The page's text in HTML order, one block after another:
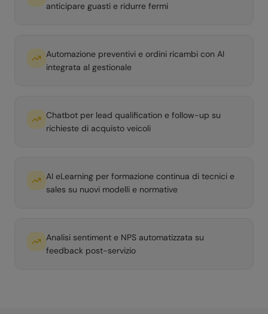
anticipare guasti e ridurre fermi
Automazione preventivi e ordini ricambi con AI
integrata al gestionale
Chatbot per lead qualification e follow-up su
richieste di acquisto veicoli
AI eLearning per formazione continua di tecnici e
sales su nuovi modelli e normative
Analisi sentiment e NPS automatizzata su
feedback post-servizio